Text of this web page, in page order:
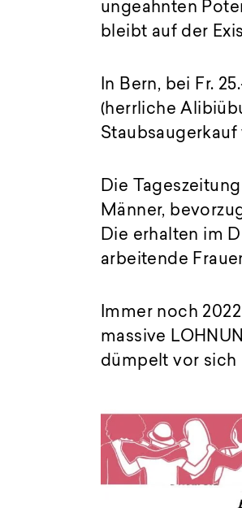
ungeahnten
bleibt auf der
In Bern, bei Fr.
(herrliche
Die
Männer,
Die erhalten im
arbeitende
Immer noch
massive
dümpelt vor sich